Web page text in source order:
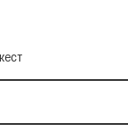
рассылку